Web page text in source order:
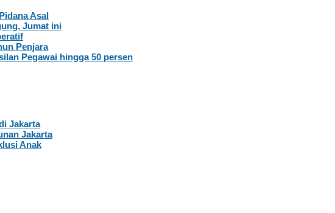
Asal
Jumat ini
Penjara
Pegawai hingga 50 persen
Jakarta
Jakarta
Anak